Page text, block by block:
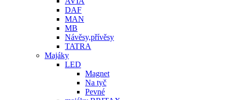
DAF
MAN
MB
Návěsy,přívěsy
TATRA
Majáky
LED
Magnet
Na tyč
Pevné